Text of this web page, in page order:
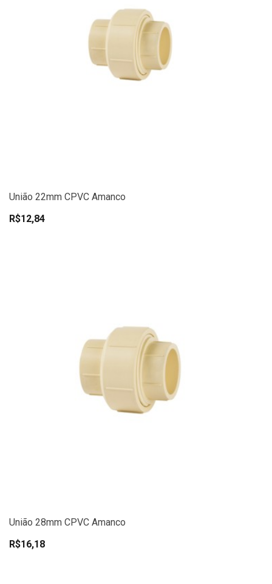
União 22mm CPVC Amanco
R$12,84
União 28mm CPVC Amanco
R$16,18